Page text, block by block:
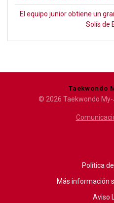
El equipo junior obtiene un
Solís de
Taekwondo
© 2026 Taekwondo
Política
Más información
Aviso